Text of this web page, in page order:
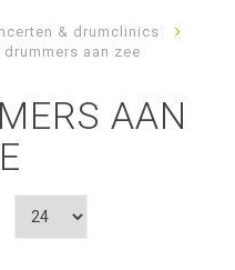
& drumclinics
drummers aan zee
AAN